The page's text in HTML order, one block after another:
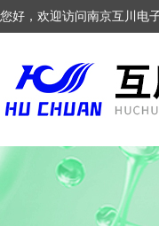
您好，欢迎访问南京互川电